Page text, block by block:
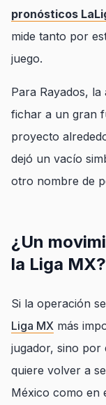
pronósticos
mide tanto por
juego.
Para Rayados,
fichar a un gran
proyecto
dejó un vacío
otro nombre de
¿Un
la Liga MX?
Si la operación
Liga MX más
jugador, sino por
quiere volver a
México como en